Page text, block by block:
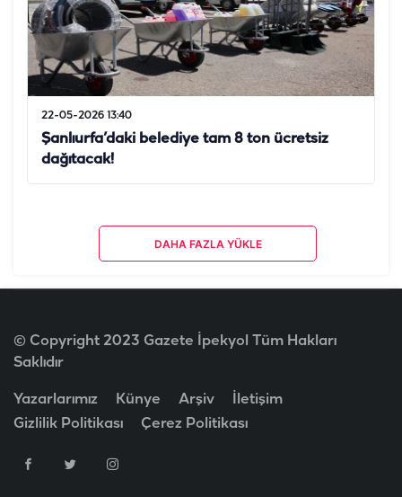
22-05-2026 13:40
Şanlıurfa’daki belediye tam 8 ton ücretsiz
dağıtacak!
DAHA FAZLA YÜKLE
© Copyright 2023 Gazete İpekyol Tüm Hakları
Saklıdır
Yazarlarımız Künye Arşiv
İletişim
Gizlilik Politikası
Çerez Politikası